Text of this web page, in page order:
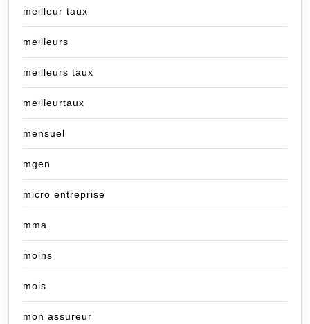
meilleur taux
meilleurs
meilleurs taux
meilleurtaux
mensuel
mgen
micro entreprise
mma
moins
mois
mon assureur